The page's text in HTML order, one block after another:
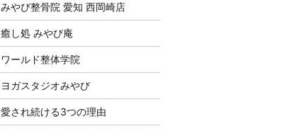
みやび整骨院 愛知 西岡崎店
癒し処 みやび庵
ワールド整体学院
ヨガスタジオみやび
愛され続ける3つの理由